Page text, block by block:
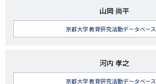
研
究
者
山岡 尚平
京都大学 教育研究活動データベース
研
究
河内 孝之
京都大学 教育研究活動データベース